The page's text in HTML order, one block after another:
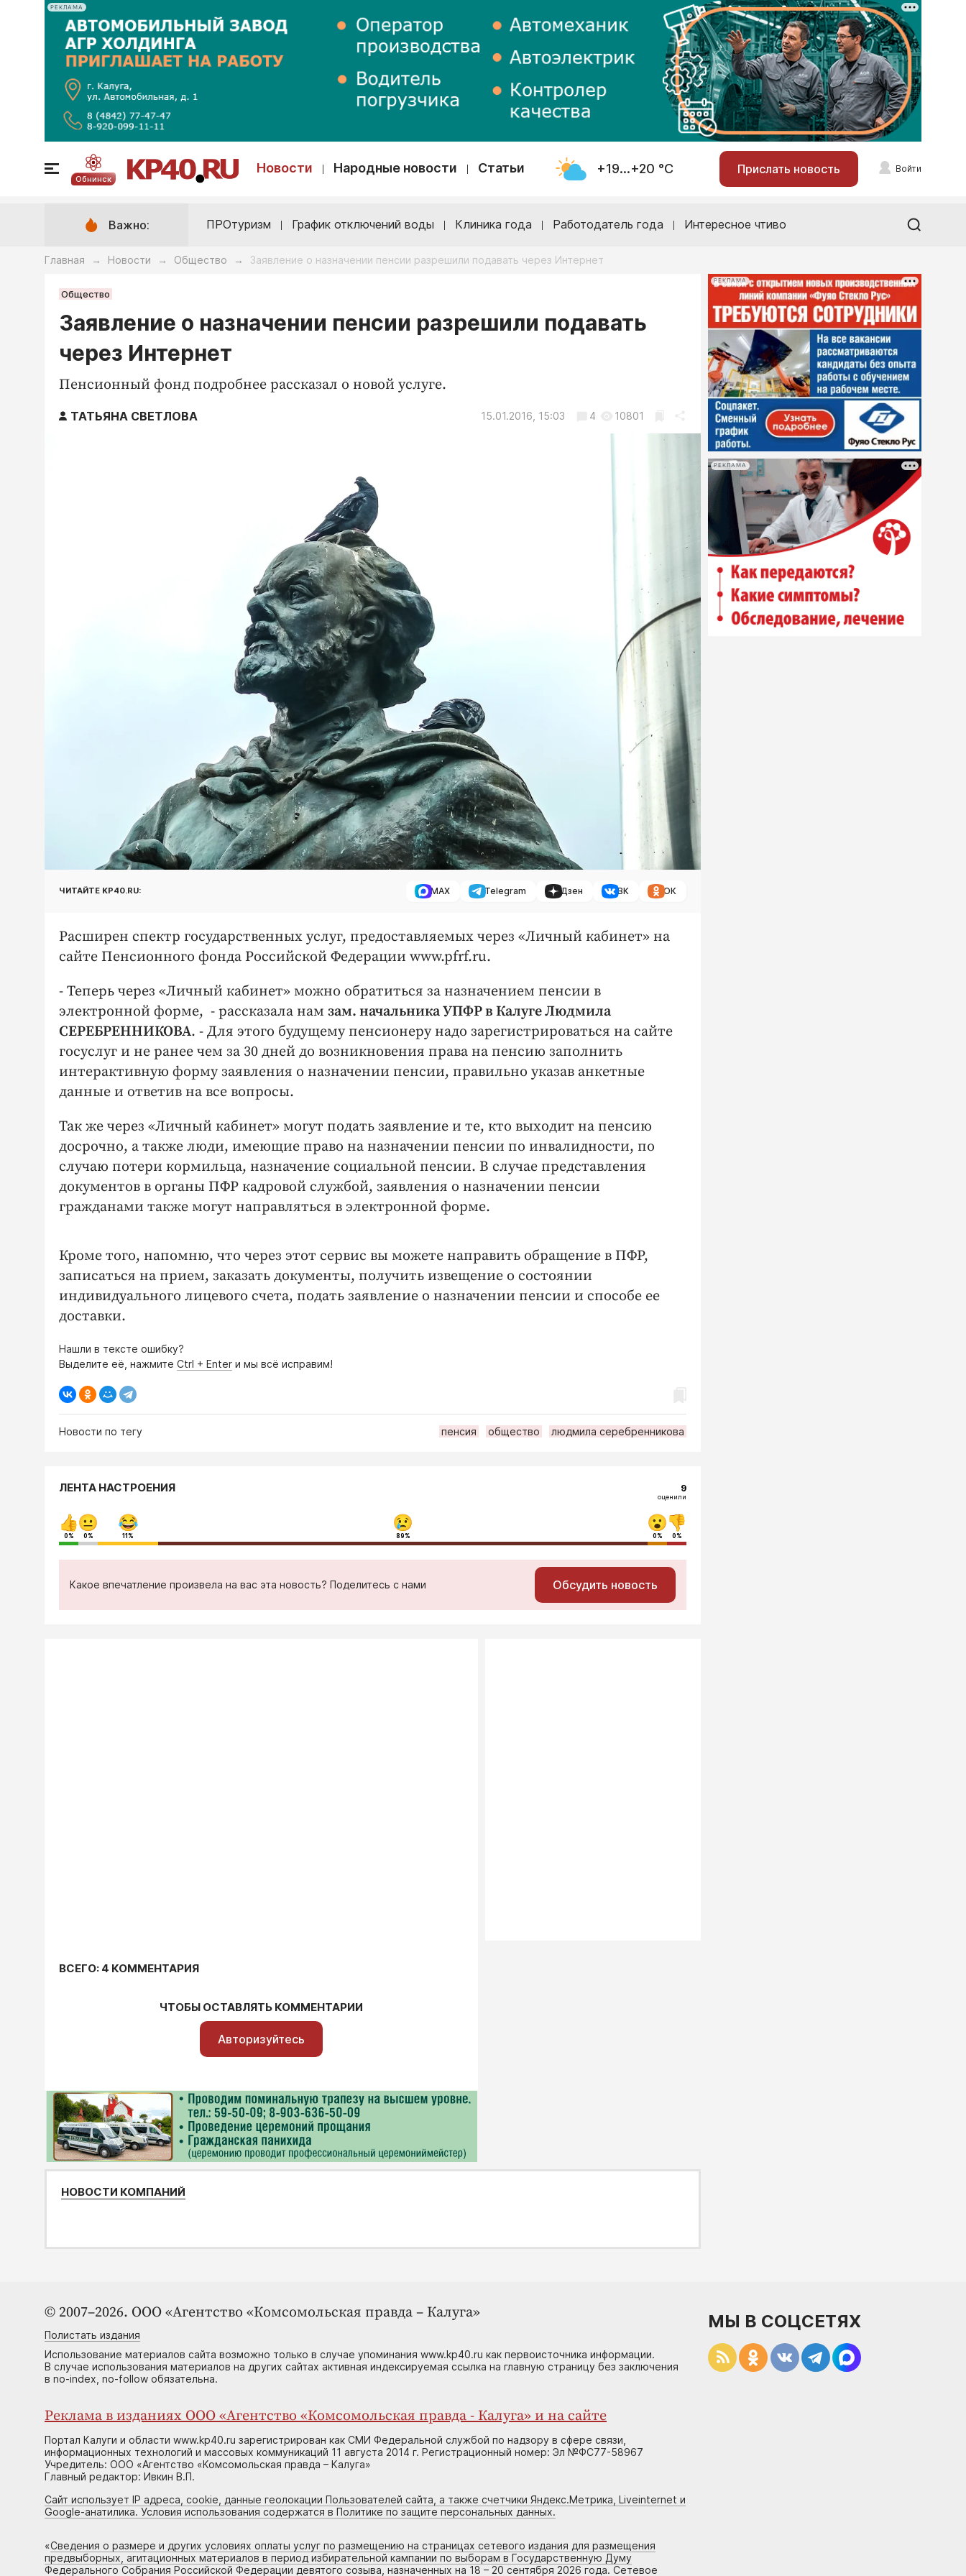
РЕКЛАМА
Обнинск
Новости Народные новости Статьи +19...+20 °С Прислать новость Войти
Важно: ПРОтуризм График отключений воды Клиника года Работодатель года Интересное чтиво
Главная → Новости → Общество → Заявление о назначении пенсии разрешили подавать через Интернет
Общество
Заявление о назначении пенсии разрешили подавать
через Интернет
Пенсионный фонд подробнее рассказал о новой услуге.
ТАТЬЯНА СВЕТЛОВА 15.01.2016, 15:03 4 10801
ЧИТАЙТЕ KP40.RU: MAX Telegram Дзен ВК ОК
Расширен спектр государственных услуг, предоставляемых через «Личный кабинет» на
сайте Пенсионного фонда Российской Федерации www.pfrf.ru.
- Теперь через «Личный кабинет» можно обратиться за назначением пенсии в
электронной форме, - рассказала нам зам. начальника УПФР в Калуге Людмила
СЕРЕБРЕННИКОВА. - Для этого будущему пенсионеру надо зарегистрироваться на сайте
госуслуг и не ранее чем за 30 дней до возникновения права на пенсию заполнить
интерактивную форму заявления о назначении пенсии, правильно указав анкетные
данные и ответив на все вопросы.
Так же через «Личный кабинет» могут подать заявление и те, кто выходит на пенсию
досрочно, а также люди, имеющие право на назначении пенсии по инвалидности, по
случаю потери кормильца, назначение социальной пенсии. В случае представления
документов в органы ПФР кадровой службой, заявления о назначении пенсии
гражданами также могут направляться в электронной форме.
Кроме того, напомню, что через этот сервис вы можете направить обращение в ПФР,
записаться на прием, заказать документы, получить извещение о состоянии
индивидуального лицевого счета, подать заявление о назначении пенсии и способе ее
доставки.
Нашли в тексте ошибку?
Выделите её, нажмите Ctrl + Enter и мы всё исправим!
Новости по тегу пенсия общество людмила серебренникова
РЕКЛАМА
РЕКЛАМА
ЛЕНТА НАСТРОЕНИЯ 9
оценили
0% 0% 11% 89% 0% 0%
Какое впечатление произвела на вас эта новость? Поделитесь с нами Обсудить новость
ВСЕГО: 4 КОММЕНТАРИЯ
ЧТОБЫ ОСТАВЛЯТЬ КОММЕНТАРИИ
Авторизуйтесь
НОВОСТИ КОМПАНИЙ
© 2007–2026. ООО «Агентство «Комсомольская правда – Калуга»
Полистать издания
Использование материалов сайта возможно только в случае упоминания www.kp40.ru как первоисточника информации.
В случае использования материалов на других сайтах активная индексируемая ссылка на главную страницу без заключения
в no-index, no-follow обязательна.
Реклама в изданиях ООО «Агентство «Комсомольская правда - Калуга» и на сайте
Портал Калуги и области www.kp40.ru зарегистрирован как СМИ Федеральной службой по надзору в сфере связи,
информационных технологий и массовых коммуникаций 11 августа 2014 г. Регистрационный номер: Эл №ФС77-58967
Учредитель: ООО «Агентство «Комсомольская правда – Калуга»
Главный редактор: Ивкин В.П.
Сайт использует IP адреса, cookie, данные геолокации Пользователей сайта, а также счетчики Яндекс.Метрика, Liveinternet и
Google-анатилика. Условия использования содержатся в Политике по защите персональных данных.
«Сведения о размере и других условиях оплаты услуг по размещению на страницах сетевого издания для размещения
предвыборных, агитационных материалов в период избирательной кампании по выборам в Государственную Думу
Федерального Собрания Российской Федерации девятого созыва, назначенных на 18 – 20 сентября 2026 года. Сетевое
МЫ В СОЦСЕТЯХ